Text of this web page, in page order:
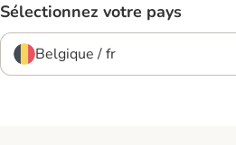
Sélectionnez votre pays
Belgique / fr